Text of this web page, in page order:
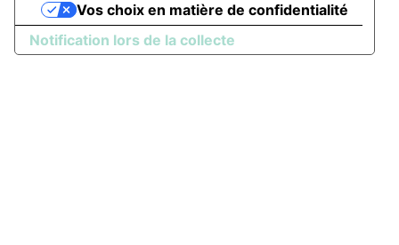
Notification lors de la collecte
Vos choix en matière de confidentialité